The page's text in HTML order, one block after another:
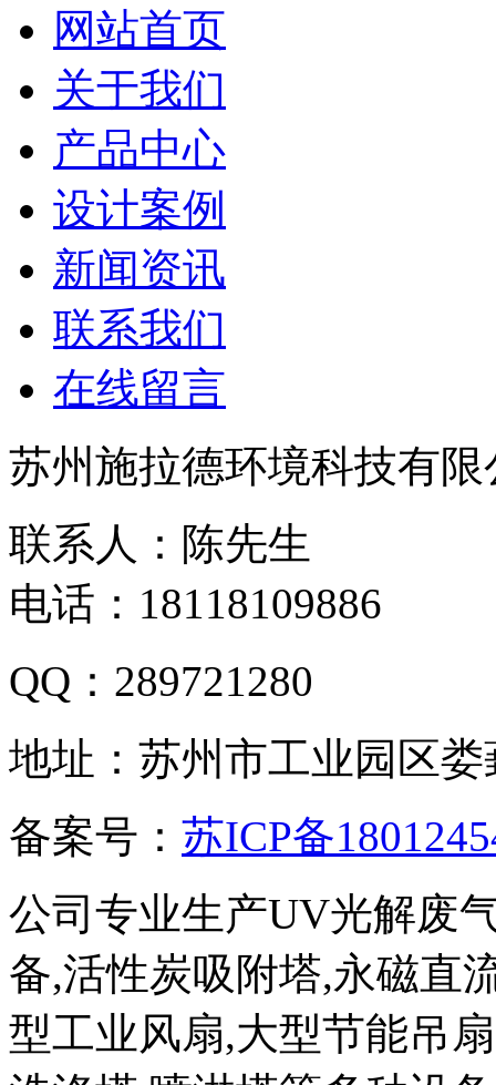
网站首页
关于我们
产品中心
设计案例
新闻资讯
联系我们
在线留言
苏州施拉德环境科技有限
联系人：陈先生
电话：18118109886
QQ：289721280
地址：苏州市工业园区
备案号： 苏ICP备
公司专业生产UV光解废
备,活性炭吸附塔,永磁直
型工业风扇,大型节能吊